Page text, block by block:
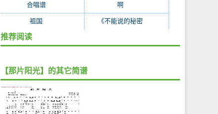
合唱谱(38) 啊
祖国 《不能说的秘密
推荐阅读
【那片阳光】的其它简谱